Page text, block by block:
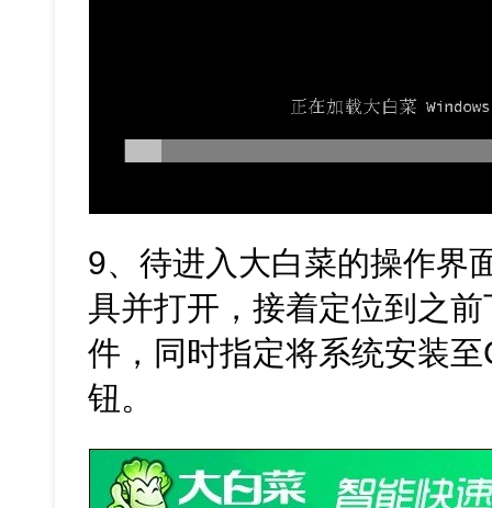
9、待进入大白菜的操作界
具并打开，接着定位到之
件，同时指定将系统安装至
钮。